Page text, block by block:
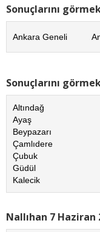
Sonuçlarını
Ankara Geneli
Sonuçlarını
Altındağ
Ayaş
Beypazarı
Çamlıdere
Çubuk
Güdül
Kalecik
Nallıhan 7 Haziran